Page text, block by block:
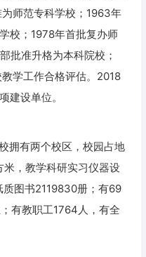
师范专科学校；1963年
校；1978年首批复办师
批准升格为本科院校；
学工作合格评估。2018
建设单位。
拥有两个校区，校园占地
，教学科研实习仪器设
图书2119830册；有69
有教职工1764人，有全